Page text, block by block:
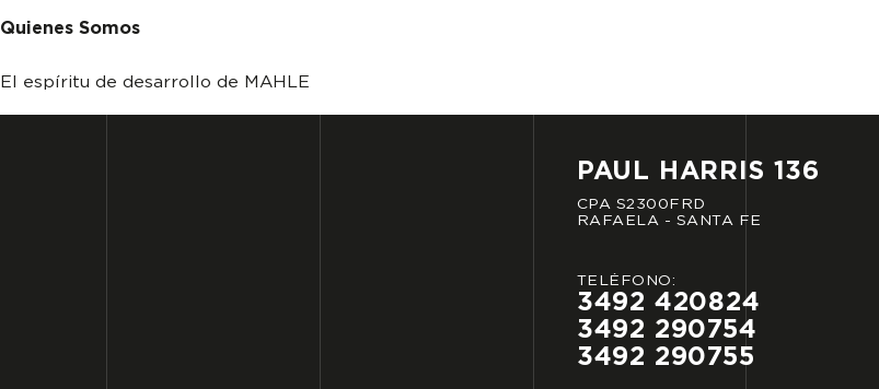
Quienes Somos
El espíritu de desarrollo de MAHLE
PAUL HARRIS 136
CPA S2300FRD
RAFAELA - SANTA FE
TELÉFONO:
3492 420824
3492 290754
3492 290755